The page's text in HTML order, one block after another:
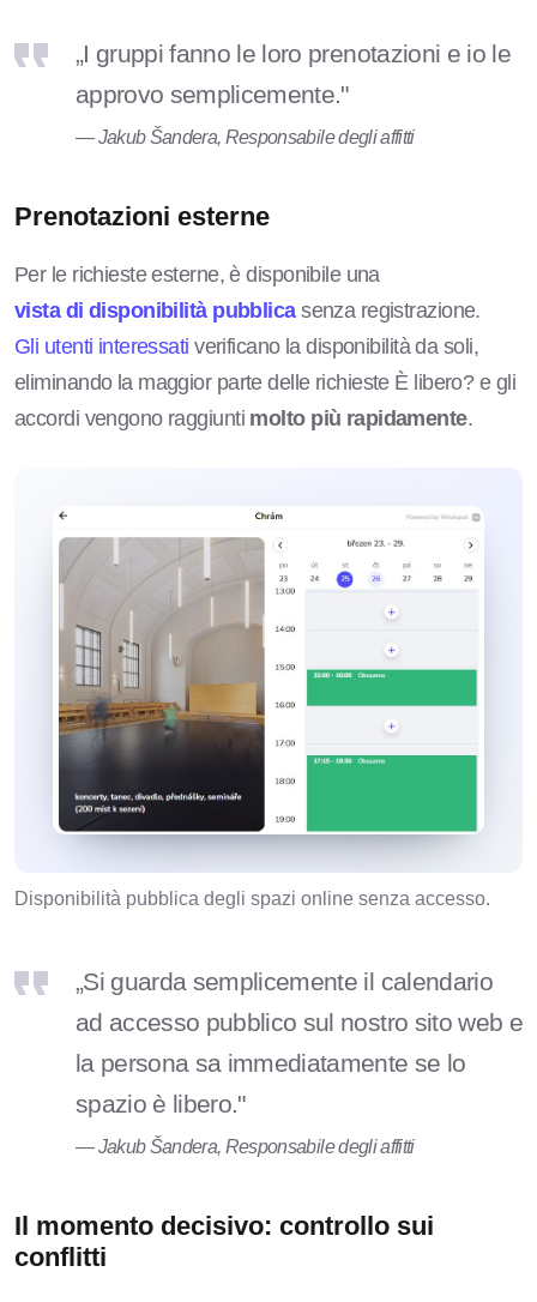
„I gruppi fanno le loro prenotazioni e io le
approvo semplicemente."
— Jakub Šandera, Responsabile degli affitti
Prenotazioni esterne
Per le richieste esterne, è disponibile una
vista di disponibilità pubblicasenza registrazione.
Gli utenti interessati verificano la disponibilità da soli,
eliminando la maggior parte delle richieste È libero? e gli
accordi vengono raggiunti molto più rapidamente.
Disponibilità pubblica degli spazi online senza accesso.
„Si guarda semplicemente il calendario
ad accesso pubblico sul nostro sito web e
la persona sa immediatamente se lo
spazio è libero."
— Jakub Šandera, Responsabile degli affitti
Il momento decisivo: controllo sui
conflitti